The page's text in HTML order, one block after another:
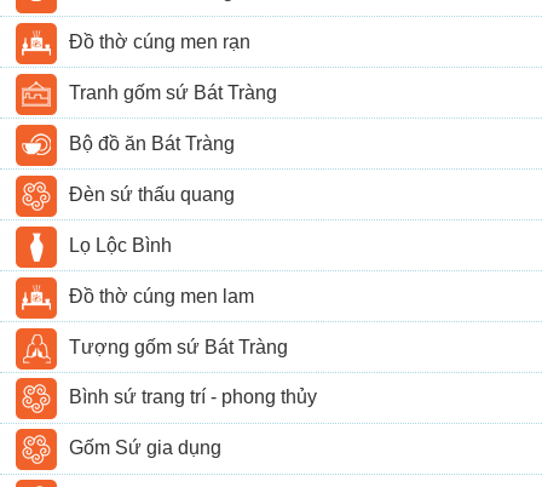
Đồ thờ cúng men rạn
Tranh gốm sứ Bát Tràng
Bộ đồ ăn Bát Tràng
Đèn sứ thấu quang
Lọ Lộc Bình
Đồ thờ cúng men lam
Tượng gốm sứ Bát Tràng
Bình sứ trang trí - phong thủy
Gốm Sứ gia dụng